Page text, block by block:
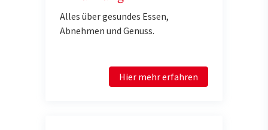
Alles über gesundes Essen,
Abnehmen und Genuss.
Hier mehr erfahren